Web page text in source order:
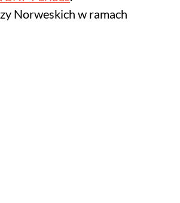
Norweskich w ramach